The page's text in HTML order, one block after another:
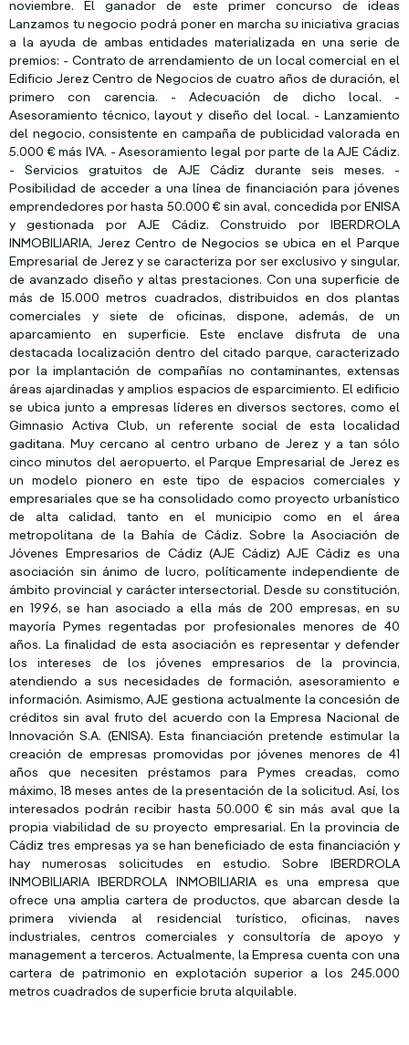
noviembre. El ganador de este primer concurso de ideas
Lanzamos tu negocio podrá poner en marcha su iniciativa gracias
a la ayuda de ambas entidades materializada en una serie de
premios: - Contrato de arrendamiento de un local comercial en el
Edificio Jerez Centro de Negocios de cuatro años de duración, el
primero con carencia. - Adecuación de dicho local. -
Asesoramiento técnico, layout y diseño del local. - Lanzamiento
del negocio, consistente en campaña de publicidad valorada en
5.000 € más IVA. - Asesoramiento legal por parte de la AJE Cádiz.
- Servicios gratuitos de AJE Cádiz durante seis meses. -
Posibilidad de acceder a una línea de financiación para jóvenes
emprendedores por hasta 50.000 € sin aval, concedida por ENISA
y gestionada por AJE Cádiz. Construido por IBERDROLA
INMOBILIARIA, Jerez Centro de Negocios se ubica en el Parque
Empresarial de Jerez y se caracteriza por ser exclusivo y singular,
de avanzado diseño y altas prestaciones. Con una superficie de
más de 15.000 metros cuadrados, distribuidos en dos plantas
comerciales y siete de oficinas, dispone, además, de un
aparcamiento en superficie. Este enclave disfruta de una
destacada localización dentro del citado parque, caracterizado
por la implantación de compañías no contaminantes, extensas
áreas ajardinadas y amplios espacios de esparcimiento. El edificio
se ubica junto a empresas líderes en diversos sectores, como el
Gimnasio Activa Club, un referente social de esta localidad
gaditana. Muy cercano al centro urbano de Jerez y a tan sólo
cinco minutos del aeropuerto, el Parque Empresarial de Jerez es
un modelo pionero en este tipo de espacios comerciales y
empresariales que se ha consolidado como proyecto urbanístico
de alta calidad, tanto en el municipio como en el área
metropolitana de la Bahía de Cádiz. Sobre la Asociación de
Jóvenes Empresarios de Cádiz (AJE Cádiz) AJE Cádiz es una
asociación sin ánimo de lucro, políticamente independiente de
ámbito provincial y carácter intersectorial. Desde su constitución,
en 1996, se han asociado a ella más de 200 empresas, en su
mayoría Pymes regentadas por profesionales menores de 40
años. La finalidad de esta asociación es representar y defender
los intereses de los jóvenes empresarios de la provincia,
atendiendo a sus necesidades de formación, asesoramiento e
información. Asimismo, AJE gestiona actualmente la concesión de
créditos sin aval fruto del acuerdo con la Empresa Nacional de
Innovación S.A. (ENISA). Esta financiación pretende estimular la
creación de empresas promovidas por jóvenes menores de 41
años que necesiten préstamos para Pymes creadas, como
máximo, 18 meses antes de la presentación de la solicitud. Así, los
interesados podrán recibir hasta 50.000 € sin más aval que la
propia viabilidad de su proyecto empresarial. En la provincia de
Cádiz tres empresas ya se han beneficiado de esta financiación y
hay numerosas solicitudes en estudio. Sobre IBERDROLA
INMOBILIARIA IBERDROLA INMOBILIARIA es una empresa que
ofrece una amplia cartera de productos, que abarcan desde la
primera vivienda al residencial turístico, oficinas, naves
industriales, centros comerciales y consultoría de apoyo y
management a terceros. Actualmente, la Empresa cuenta con una
cartera de patrimonio en explotación superior a los 245.000
metros cuadrados de superficie bruta alquilable.